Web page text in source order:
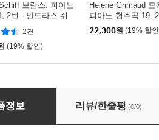
브람스: 피아노
2번 - 안드라스 쉬
Piano Concertos
2건
(19% 할인)
Helene Grimaud 모
피아노 협주곡 19,
렌 그리모 (Mozart:
ncertos K. 488 459
22,300원 (19% 할
아렌스키 / 글린카: 피아노 삼중
정보 리뷰/한줄평 (0/0)